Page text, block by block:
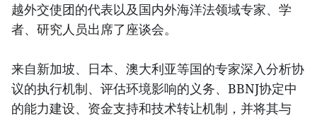
越外交使团的代表以及国内外海洋法领域专家、学
者、研究人员出席了座谈会。
来自新加坡、日本、澳大利亚等国的专家深入分析协
议的执行机制、评估环境影响的义务、BBNJ协定中
的能力建设、资金支持和技术转让机制，并将其与